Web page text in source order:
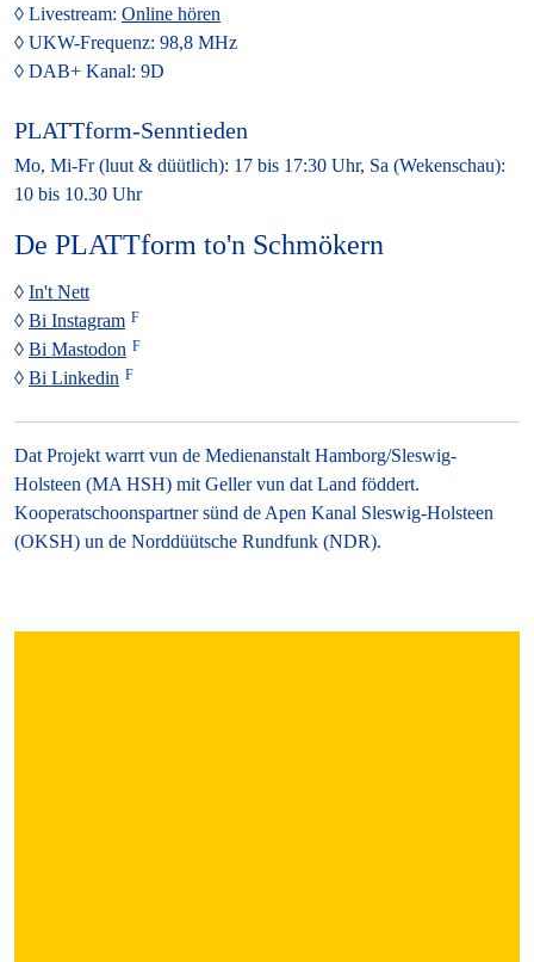
Livestream: Online hören
UKW-Frequenz: 98,8 MHz
DAB+ Kanal: 9D
PLATTform-Senntieden
Mo, Mi-Fr (luut & düütlich): 17 bis 17:30 Uhr, Sa (Wekenschau):
10 bis 10.30 Uhr
De PLATTform to'n Schmökern
In't Nett
Bi Instagram
Bi Mastodon
Bi Linkedin
Dat Projekt warrt vun de Medienanstalt Hamborg/Sleswig-
Holsteen (MA HSH) mit Geller vun dat Land föddert.
Kooperatschoonspartner sünd de Apen Kanal Sleswig-Holsteen
(OKSH) un de Norddüütsche Rundfunk (NDR).